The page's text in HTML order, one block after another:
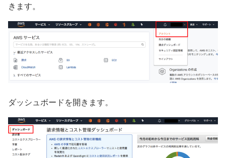
きます。
ダッシュボードを開きます。